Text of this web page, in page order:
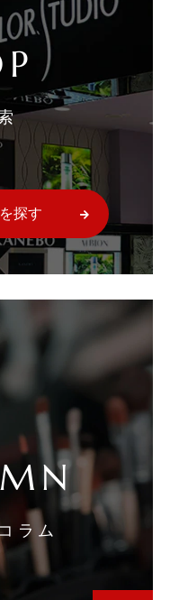
探す
ラム